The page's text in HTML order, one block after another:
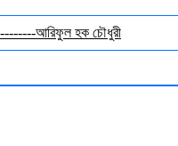
আরিফুল হক চৌধুরী